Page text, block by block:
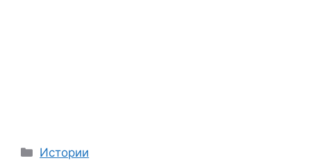
Categories
Истории